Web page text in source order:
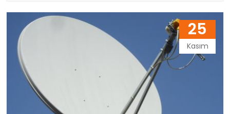
ulaşmada önemli bir rol oynamaktadır. Uydular
dünyanın etrafında yörüngededir ve gezegen için
basit bir ayna görevi görür. Dünya ile uyum içinde
döner. Güneş enerjisi devasa,…
25
Kasım